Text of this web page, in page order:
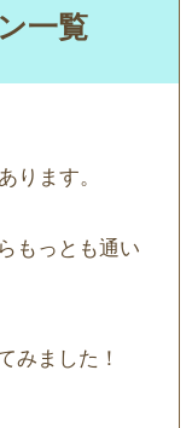
一覧
ります。
もっとも通い
みました！